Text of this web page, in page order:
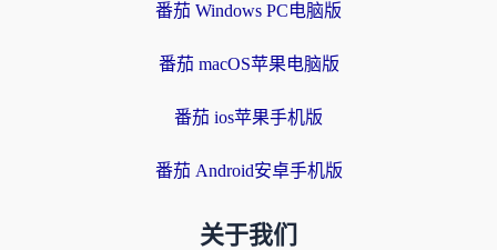
番茄 Windows PC电脑版
番茄 macOS苹果电脑版
番茄 ios苹果手机版
番茄 Android安卓手机版
关于我们